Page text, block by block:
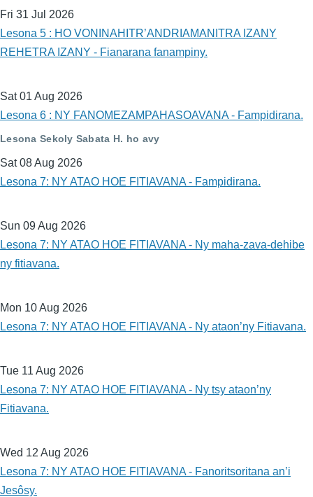
Fri 31 Jul 2026
Lesona 5 : HO VONINAHITR’ANDRIAMANITRA IZANY
REHETRA IZANY - Fianarana fanampiny.
Sat 01 Aug 2026
Lesona 6 : NY FANOMEZAMPAHASOAVANA - Fampidirana.
Lesona Sekoly Sabata H. ho avy
Sat 08 Aug 2026
Lesona 7: NY ATAO HOE FITIAVANA - Fampidirana.
Sun 09 Aug 2026
Lesona 7: NY ATAO HOE FITIAVANA - Ny maha-zava-dehibe
ny fitiavana.
Mon 10 Aug 2026
Lesona 7: NY ATAO HOE FITIAVANA - Ny ataon’ny Fitiavana.
Tue 11 Aug 2026
Lesona 7: NY ATAO HOE FITIAVANA - Ny tsy ataon’ny
Fitiavana.
Wed 12 Aug 2026
Lesona 7: NY ATAO HOE FITIAVANA - Fanoritsoritana an’i
Jesôsy.